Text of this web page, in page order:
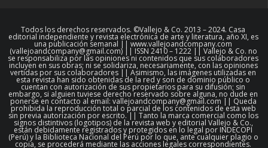
Todos los derechos reservados. ©Vallejo & Co. 2013 – 2024. Casa
editorial independiente y revista electrónica de arte y literatura, año XI, es
una publicación semanal || www.vallejoandcompany.com
(vallejoandcompany@gmail.com) || ISSN 2410 – 1222 || Vallejo & Co. no
se responsabiliza por las opiniones ni contenidos que sus colaboradores
incluyen en sus obras; ni se solidariza, necesariamente, con las opiniones
vertidas por sus colaboradores || Asimismo, las imágenes utilizadas en
esta revista han sido obtenidas de la red y son de dominio público o
cuentan con autorización de sus propietarios para su difusión; sin
embargo, si alguien tuviese derecho reservado sobre alguna, no dude en
ponerse en contacto al email: vallejoandcompany@gmail.com || Queda
prohibida la reproducción total o parcial de los contenidos de esta web
sin previa autorización por escrito. || Tanto la marca comercial como los
signos distintivos (logotipos) de la revista web y editorial Vallejo & Co.,
están debidamente registrados y protegidos en lo legal por INDECOPI
(Perú) y la Biblioteca Nacional del Perú por lo que, ante cualquier plagio o
copia, se procederá mediante las acciones legales correspondientes.